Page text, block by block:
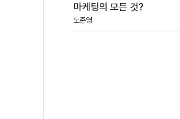
마케팅의 모든 것?
노준영